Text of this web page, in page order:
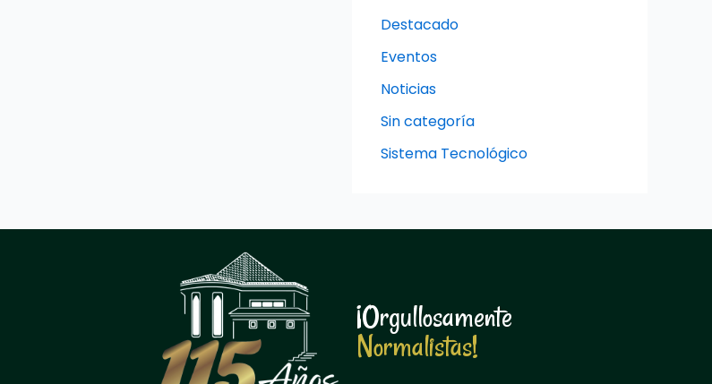
Destacado
Eventos
Noticias
Sin categoría
Sistema Tecnológico
¡Orgullosamente
Normalistas!